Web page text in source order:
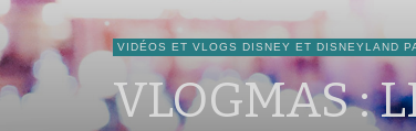
VIDÉOS ET VLOGS DISNEY ET DISNEYLAND
VLOGMAS :